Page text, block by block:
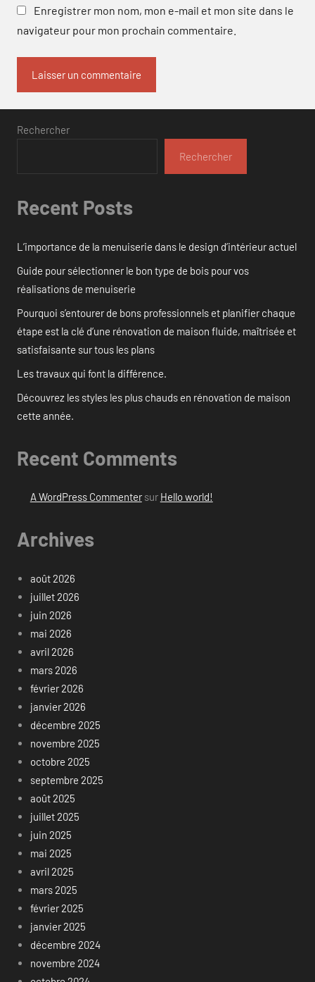
Enregistrer mon nom, mon e-mail et mon site dans le
navigateur pour mon prochain commentaire.
Rechercher
Rechercher
Recent Posts
L’importance de la menuiserie dans le design d’intérieur actuel
Guide pour sélectionner le bon type de bois pour vos
réalisations de menuiserie
Pourquoi s’entourer de bons professionnels et planifier chaque
étape est la clé d’une rénovation de maison fluide, maîtrisée et
satisfaisante sur tous les plans
Les travaux qui font la différence.
Découvrez les styles les plus chauds en rénovation de maison
cette année.
Recent Comments
A WordPress Commentersur Hello world!
Archives
août 2026
juillet 2026
juin 2026
mai 2026
avril 2026
mars 2026
février 2026
janvier 2026
décembre 2025
novembre 2025
octobre 2025
septembre 2025
août 2025
juillet 2025
juin 2025
mai 2025
avril 2025
mars 2025
février 2025
janvier 2025
décembre 2024
novembre 2024